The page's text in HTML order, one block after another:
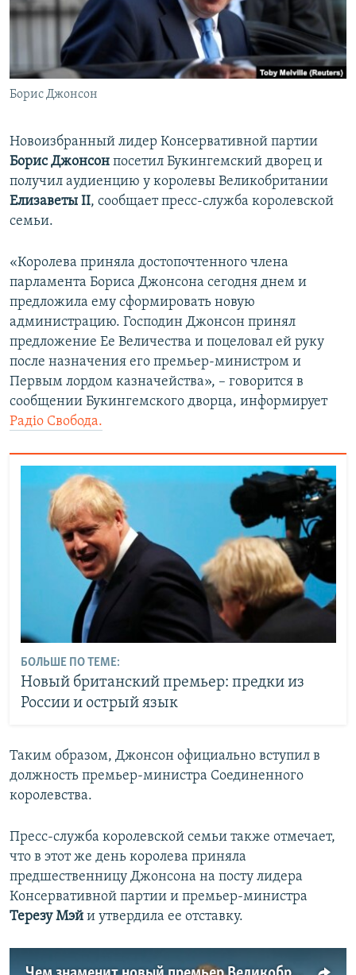
ПОБЕДИТЕЛЕЙ НЕ СУДЯТ?
КРЫМ.НЕПОКОРЕННЫЙ
ELIFBE
УКРАИНСКАЯ ПРОБЛЕМА КРЫМА
ПРИСОЕДИНЯЙТЕСЬ!
Борис Джонсон
Новоизбранный лидер Консервативной партии
Бориc Джонсон посетил Букингемский дворец и
получил аудиенцию у королевы Великобритании
Елизаветы II, сообщает пресс-служба королевской
семьи.
«Королева приняла достопочтенного члена
парламента Бориса Джонсона сегодня днем и
предложила ему сформировать новую
администрацию. Господин Джонсон принял
предложение Ее Величества и поцеловал ей руку
после назначения его премьер-министром и
Первым лордом казначейства», – говорится в
сообщении Букингемского дворца, информирует
Радіо Свобода.
БОЛЬШЕ ПО ТЕМЕ:
Новый британский премьер: предки из
России и острый язык
Таким образом, Джонсон официально вступил в
должность премьер-министра Соединенного
королевства.
Пресс-служба королевской семьи также отмечает,
что в этот же день королева приняла
предшественницу Джонсона на посту лидера
Консервативной партии и премьер-министра
Терезу Мэй и утвердила ее отставку.